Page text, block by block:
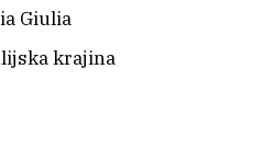
Giulia
krajina